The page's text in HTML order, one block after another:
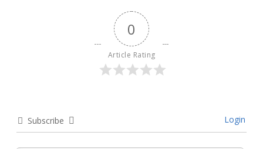
0
Article Rating
Subscribe Login